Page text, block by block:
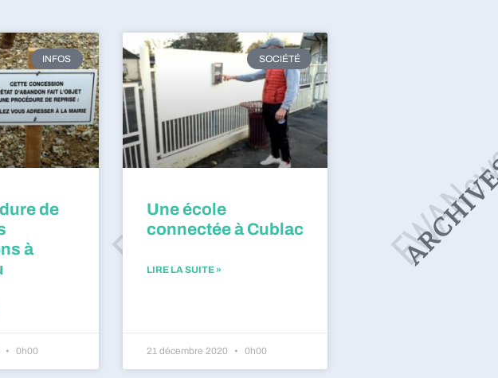
INFOS
de
à
0h00
SOCIÉTÉ
Une école
connectée à Cublac
LIRE LA SUITE »
21 décembre 2020 0h00